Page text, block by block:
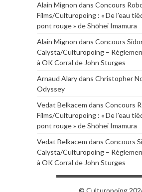
Alain Mignon dans Concours
Films/Culturopoing : « De l’eau
pont rouge » de Shōhei Imamura
Alain Mignon dans Concours
Calysta/Culturopoing –
à OK Corral de John Sturges
Arnaud Alarydans Christopher
Odyssey
Vedat Belkacem dans Concours
Films/Culturopoing : « De l’eau
pont rouge » de Shōhei Imamura
Vedat Belkacem dans Concours
Calysta/Culturopoing –
à OK Corral de John Sturges
© Culturopoing